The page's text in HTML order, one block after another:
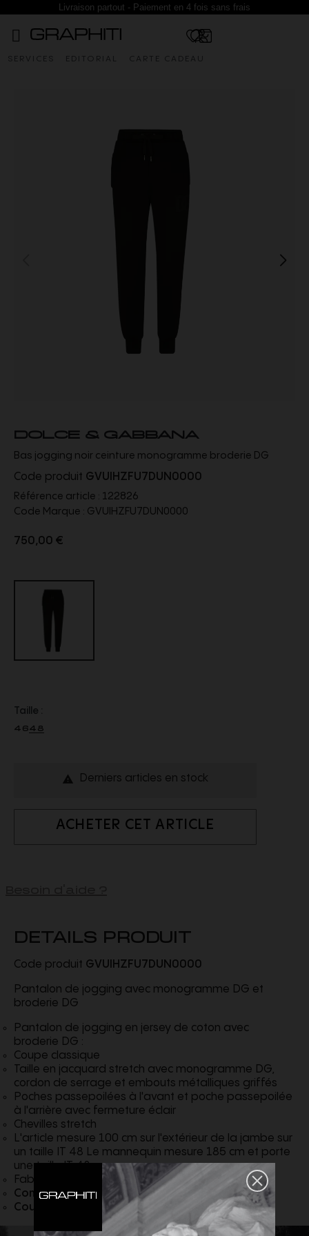
Livraison partout - Paiement en 4 fois sans frais
SERVICES EDITORIAL CARTE CADEAU
DOLCE & GABBANA
Bas jogging noir ceinture monogramme broderie DG
Code produit GVUIHZFU7DUN0000
Référence article : 122826
Code Marque : GVUIHZFU7DUN0000
750,00 €
Taille :
4648
 Derniers articles en stock
ACHETER CET ARTICLE
DETAILS PRODUIT
Code produit GVUIHZFU7DUN0000
Pantalon de jogging avec monogramme DG et
broderie DG
Pantalon de jogging en jersey de coton avec
broderie DG :
Coupe classique
Taille en jacquard stretch avec monogramme DG,
cordon de serrage et embouts métalliques griffés
Poches passepoilées à l'avant et poche passepoilée
à l'arrière avec fermeture éclair
Chevilles stretch
L'article mesure 100 cm sur l'extérieur de la jambe sur
un taille IT 48 Le mannequin mesure 185 cm et porte
une taille IT 48
Fabriqué en Italie
Composition :100% Coton
Couleur :